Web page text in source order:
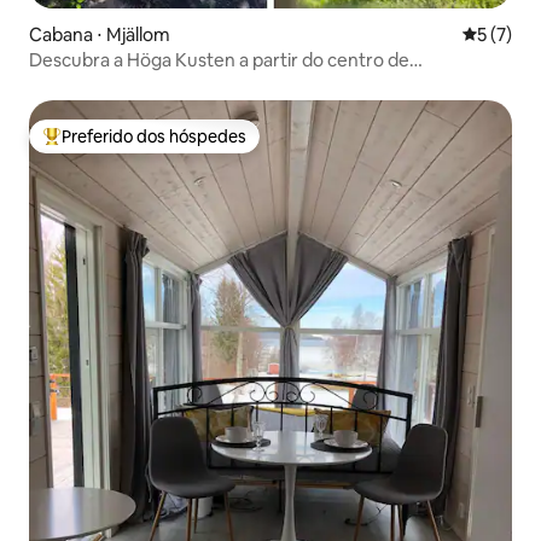
Cabana ⋅ Mjällom 5 de
5 (7)
Descubra a Höga Kusten a partir do centro de
Entre os melhores preferidos dos hóspedes
Preferido dos hóspedes